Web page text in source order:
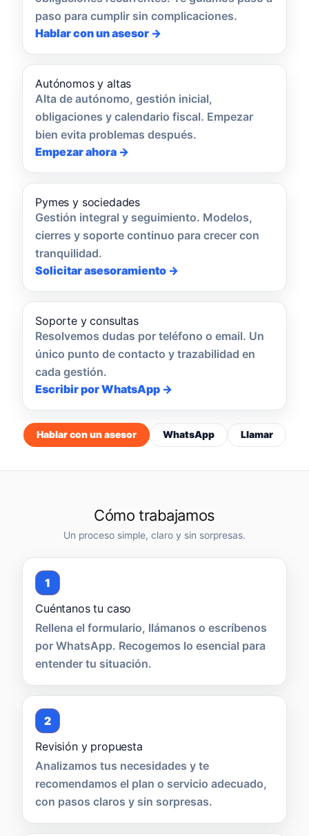
paso para cumplir sin complicaciones.
Hablar con un asesor →
Autónomos y altas
Alta de autónomo, gestión inicial,
obligaciones y calendario fiscal. Empezar
bien evita problemas después.
Empezar ahora →
Pymes y sociedades
Gestión integral y seguimiento. Modelos,
cierres y soporte continuo para crecer con
tranquilidad.
Solicitar asesoramiento →
Soporte y consultas
Resolvemos dudas por teléfono o email. Un
único punto de contacto y trazabilidad en
cada gestión.
Escribir por WhatsApp →
Hablar con un asesor WhatsApp Llamar
Cómo trabajamos
Un proceso simple, claro y sin sorpresas.
1
Cuéntanos tu caso
Rellena el formulario, llámanos o escríbenos
por WhatsApp. Recogemos lo esencial para
entender tu situación.
2
Revisión y propuesta
Analizamos tus necesidades y te
recomendamos el plan o servicio adecuado,
con pasos claros y sin sorpresas.